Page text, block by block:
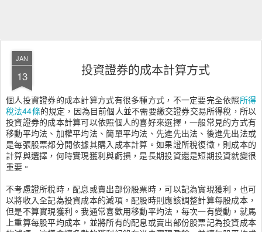
JAN
13 投資證券的成本計算方式
個人投資證券的成本計算方式有很多種方式，不一定要完全依照所得
稅法44條的規定，因為目前個人並不需要繳交證券交易所得稅，所以
投資證券的成本計算可以依照個人的喜好來選擇，一般常見的方式有
移動平均法、加權平均法、簡單平均法、先進先出法、後進先出法或
是每張股票都分開依據其購入成本計算。如果證所稅復徵，則成本的
計算與選擇，何時實現獲利與虧損，是長期投資還是短期投資就變很
重要。
不考慮證所稅時，配息或賣出部份股票時，可以記為實現獲利，也可
以將收入全記為投資成本的減項。配股時則應該調整計算每股成本，
但是不算實現獲利。我通常喜歡用移動平均法，每次一有變動，就馬
上重算每股平均成本，並將所有的配息或賣出部份股票記為投資成本